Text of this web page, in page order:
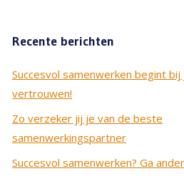
Recente berichten
Succesvol samenwerken begint
vertrouwen!
Zo verzeker jij je van de beste
samenwerkingspartner
Succesvol samenwerken? Ga